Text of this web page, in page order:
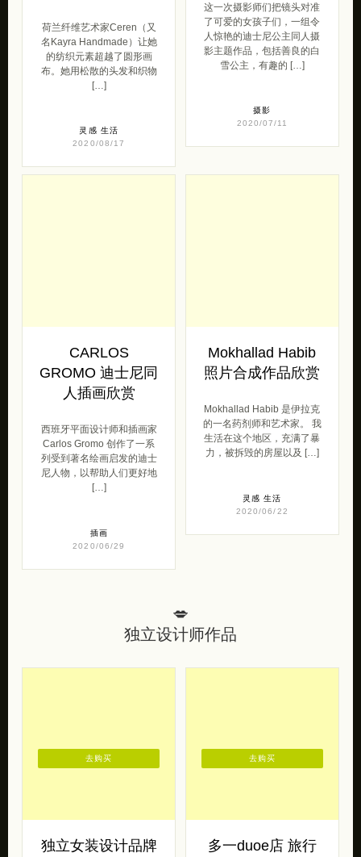
荷兰纤维艺术家Ceren（又
名Kayra Handmade）让她
的纺织元素超越了圆形画
布。她用松散的头发和织物
[…]
灵感 生活
2020/08/17
这一次摄影师们把镜头对准
了可爱的女孩子们，一组令
人惊艳的迪士尼公主同人摄
影主题作品，包括善良的白
雪公主，有趣的 […]
摄影
2020/07/11
CARLOS
GROMO 迪士尼同
人插画欣赏
西班牙平面设计师和插画家
Carlos Gromo 创作了一系
列受到著名绘画启发的迪士
尼人物，以帮助人们更好地
[…]
插画
2020/06/29
Mokhallad Habib
照片合成作品欣赏
Mokhallad Habib 是伊拉克
的一名药剂师和艺术家。 我
生活在这个地区，充满了暴
力，被拆毁的房屋以及 […]
灵感 生活
2020/06/22
💋
独立设计师作品
独立女装设计品牌
去购买
多一duoe店 旅行
去购买